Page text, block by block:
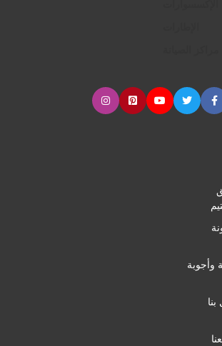
وأجوبة